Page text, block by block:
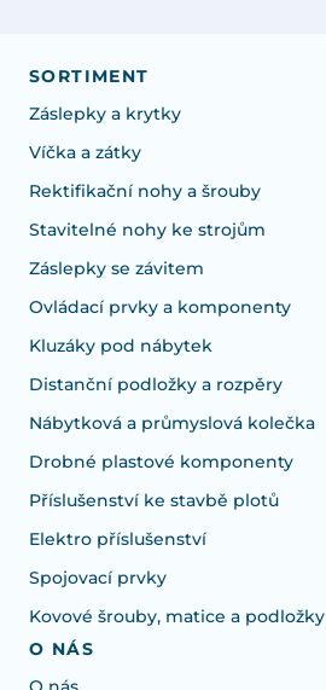
SORTIMENT
Záslepky a krytky
Víčka a zátky
Rektifikační nohy a šrouby
Stavitelné nohy ke strojům
Záslepky se závitem
Ovládací prvky a komponenty
Kluzáky pod nábytek
Distanční podložky a rozpěry
Nábytková a průmyslová kolečka
Drobné plastové komponenty
Příslušenství ke stavbě plotů
Elektro příslušenství
Spojovací prvky
Kovové šrouby, matice a podložky
O NÁS